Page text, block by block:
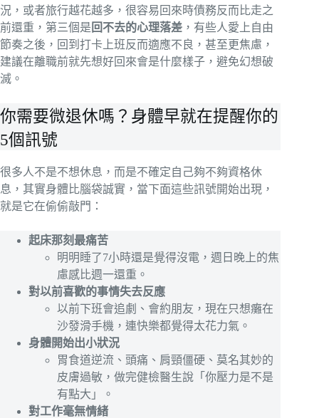
況，或者旅行越花越多，很容易回來時債務反而比走之
前還重，第三個是 回不去的心理落差 ，有些人愛上自由
節奏之後，回到打卡上班反而適應不良，甚至更焦慮，
建議在離職前就先想好回來會是什麼樣子，避免幻想破
滅。
你需要微退休嗎？身體早就在提醒你的
5個訊號
很多人不是不想休息，而是不確定自己夠不夠資格休
息，其實身體比腦袋誠實，當下面這些訊號開始出現，
就是它在偷偷敲門：
起床那刻最痛苦
明明睡了7小時還是覺得沒電，週日晚上的焦
慮感比週一還重。
對以前喜歡的事情失去反應
以前下班會追劇、會約朋友，現在只想癱在
沙發滑手機，連快樂都覺得太花力氣。
身體開始出小狀況
胃食道逆流、頭痛、肩頸僵硬、莫名其妙的
皮膚過敏，做完健檢醫生說「你壓力是不是
有點大」。
對工作毫無情緒